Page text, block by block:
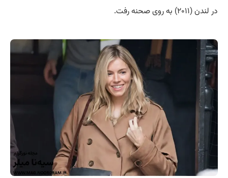
در لندن (۲۰۱۱) به روی صحنه رفت.